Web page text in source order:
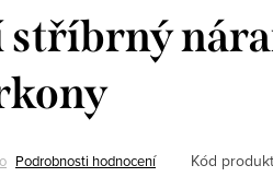
stříbrný
Podrobnosti hodnocení Kód